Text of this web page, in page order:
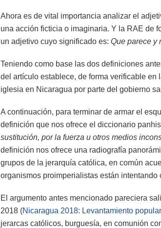
Ahora es de vital importancia analizar el
una acción ficticia o imaginaria. Y la RAE de
un adjetivo cuyo significado es: Que parece y
Teniendo como base las dos definiciones
del artículo establece, de forma verificable
iglesia en Nicaragua por parte del gobierno
A continuación, para terminar de armar el
definición que nos ofrece el diccionario
sustitución, por la fuerza u otros medios
definición nos ofrece una radiografía
grupos de la jerarquía católica, en común
organismos proimperialistas están
El argumento antes mencionado pareciera
2018 (Nicaragua 2018: Levantamiento
jerarcas católicos, burguesía, en comunión